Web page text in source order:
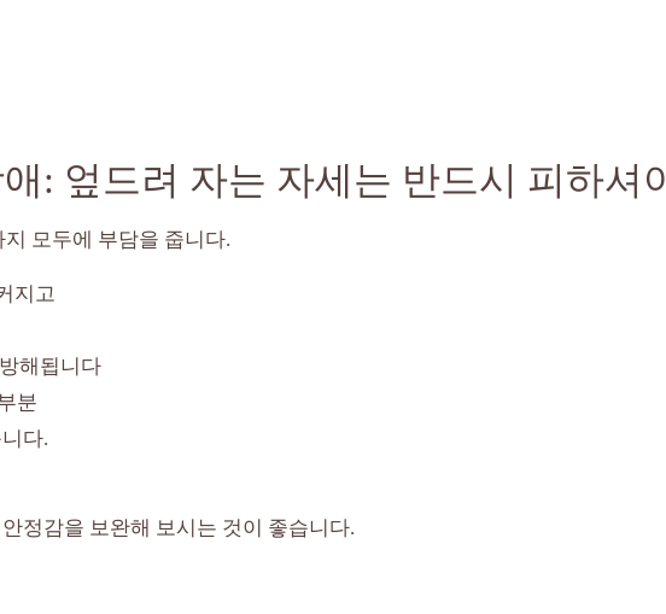
: 엎드려 자는 자세는 반드시 피하셔
모두에 부담을 줍니다.
지고
해됩니다
분
다.
정감을 보완해 보시는 것이 좋습니다.